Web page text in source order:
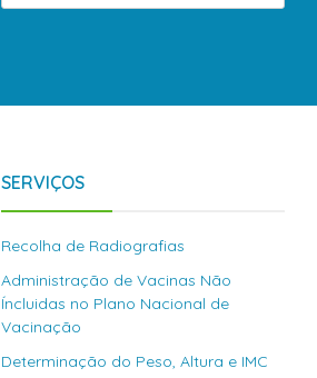
SERVIÇOS
Recolha de Radiografias
Administração de Vacinas Não
Íncluidas no Plano Nacional de
Vacinação
Determinação do Peso, Altura e IMC